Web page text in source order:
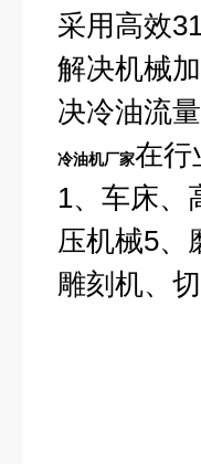
采用高效
解决机械
决冷油流
冷油机厂家在行
1、车床、
压机械5、
雕刻机、